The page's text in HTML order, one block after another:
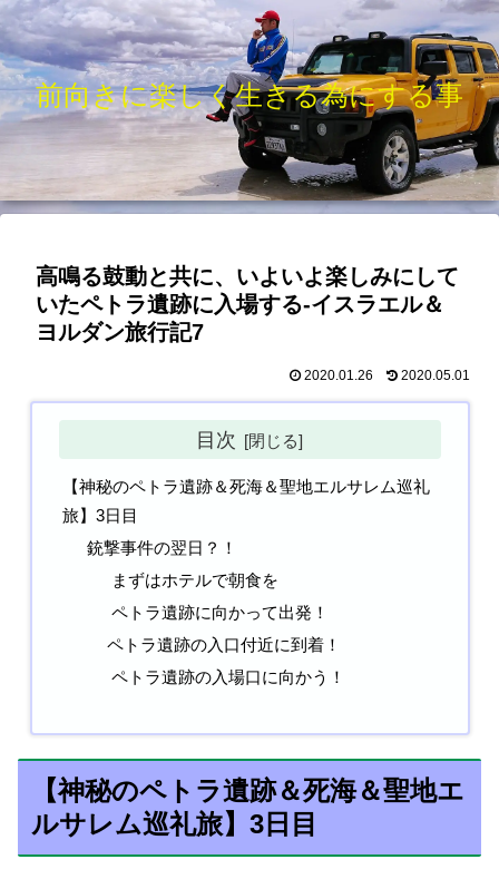
前向きに楽しく生きる為にする事
高鳴る鼓動と共に、いよいよ楽しみにして
いたペトラ遺跡に入場する-イスラエル＆
ヨルダン旅行記7
2020.01.26 2020.05.01
目次
【神秘のペトラ遺跡＆死海＆聖地エルサレム巡礼
旅】3日目
銃撃事件の翌日？！
まずはホテルで朝食を
ペトラ遺跡に向かって出発！
ペトラ遺跡の入口付近に到着！
ペトラ遺跡の入場口に向かう！
【神秘のペトラ遺跡＆死海＆聖地エ
ルサレム巡礼旅】3日目